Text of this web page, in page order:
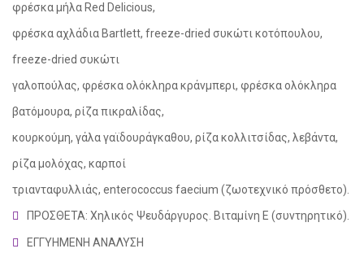
φρέσκα μήλα Red Delicious,
φρέσκα αχλάδια Bartlett, freeze-dried συκώτι κοτόπουλου,
freeze-dried συκώτι
γαλοπούλας, φρέσκα ολόκληρα κράνμπερι, φρέσκα ολόκληρα
βατόμουρα, ρίζα πικραλίδας,
κουρκούμη, γάλα γαϊδουράγκαθου, ρίζα κολλιτσίδας, λεβάντα,
ρίζα μολόχας, καρποί
τριανταφυλλιάς, enterococcus faecium (ζωοτεχνικό πρόσθετο).
ΠΡΟΣΘΕΤΑ: Χηλικός Ψευδάργυρος. Βιταμίνη Ε (συντηρητικό).
ΕΓΓΥΗΜΕΝΗ ΑΝΑΛΥΣΗ